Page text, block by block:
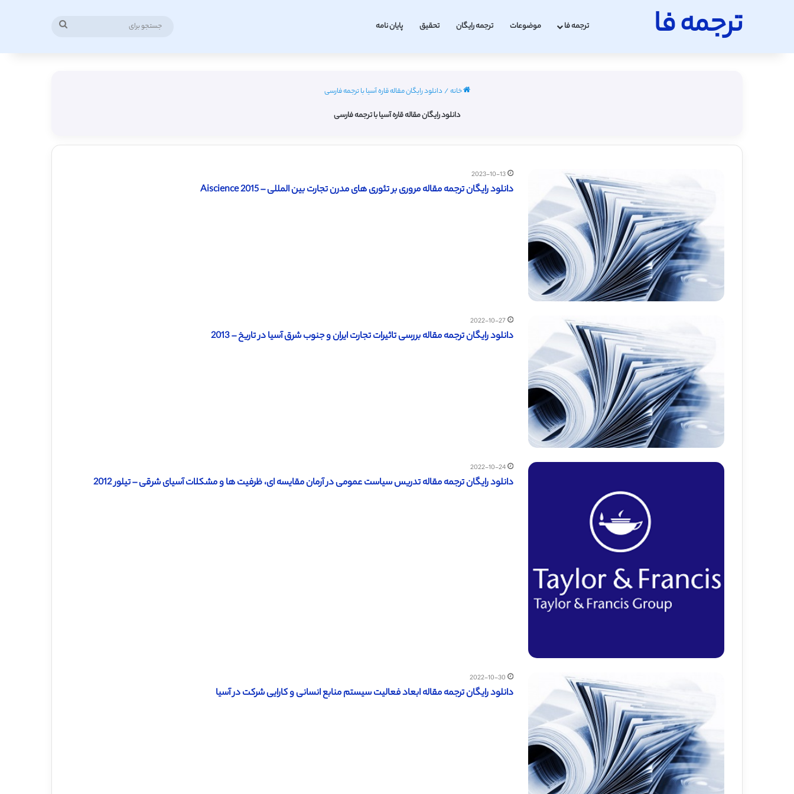
ترجمه فا ترجمه فا موضوعات ترجمه رایگان تحقیق پایان نامه
خانه/ دانلود رایگان مقاله قاره آسیا با ترجمه فارسی
دانلود رایگان مقاله قاره آسیا با ترجمه فارسی
2023-10-13
دانلود رایگان ترجمه مقاله مروری بر تئوری های مدرن تجارت بین المللی – Aiscience 2015
2022-10-27
دانلود رایگان ترجمه مقاله بررسی تاثیرات تجارت ایران و جنوب شرق آسیا در تاریخ – 2013
2022-10-24
دانلود رایگان ترجمه مقاله تدریس سیاست عمومی در آرمان مقایسه ای، ظرفیت ها و مشکلات آسیای شرقی – تیلور 2012
2022-10-30
دانلود رایگان ترجمه مقاله ابعاد فعالیت سیستم منابع انسانی و کارایی شرکت در آسیا